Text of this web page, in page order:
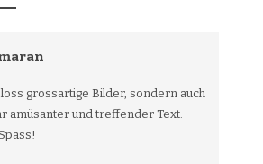
grossartige Bilder, sondern auch
amüsanter und treffender Text.